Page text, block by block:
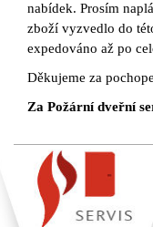
nabídek. Prosím
zboží vyzvedlo do
expedováno až po
Děkujeme za
Za Požární dveřní